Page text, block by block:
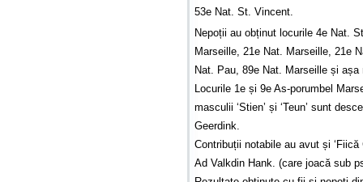
53e Nat. St. Vincent.
Nepoții au obținut locurile 4e Nat.
Marseille, 21e Nat. Marseille, 21e
Nat. Pau, 89e Nat. Marseille și așa
Locurile 1e și 9e As-porumbel
masculii ‘Stien’ și ‘Teun’ sunt
Geerdink.
Contribuții notabile au avut și ‘Fiică
Ad Valkdin Hank. (care joacă sub